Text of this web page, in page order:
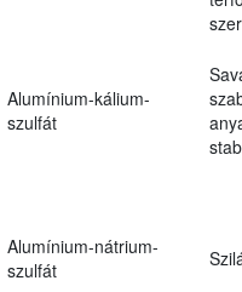
szer
Alumínium-kálium-
szulfát
Alumínium-nátrium-
szulfát